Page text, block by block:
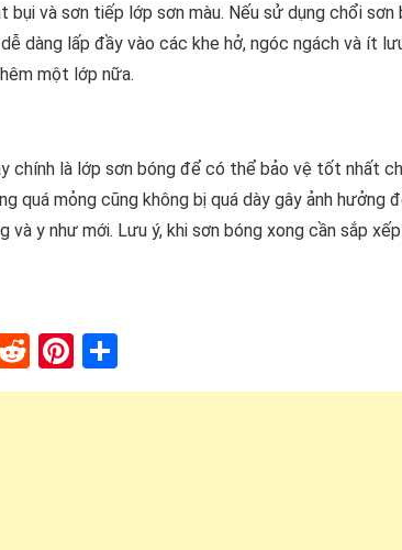
và sơn tiếp lớp sơn màu. Nếu sử dụng chổi sơn
dàng lấp đầy vào các khe hở, ngóc ngách và ít
một lớp nữa.
chính là lớp sơn bóng để có thể bảo vệ tốt nhất
quá mỏng cũng không bị quá dày gây ảnh hưởng
y như mới. Lưu ý, khi sơn bóng xong cần sắp
RedditPinterest